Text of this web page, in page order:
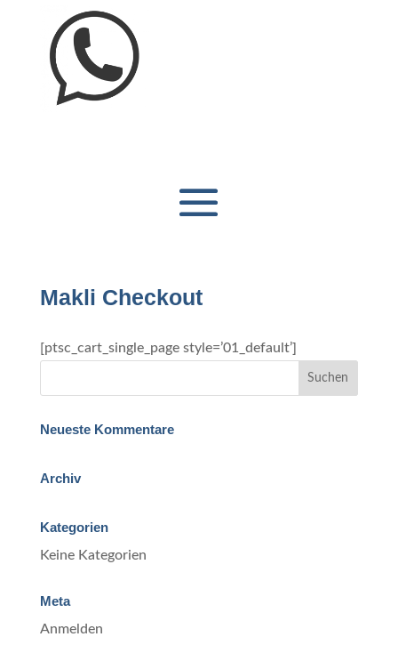
Makli Checkout
[ptsc_cart_single_page style=’01_default’]
Neueste Kommentare
Archiv
Kategorien
Keine Kategorien
Meta
Anmelden